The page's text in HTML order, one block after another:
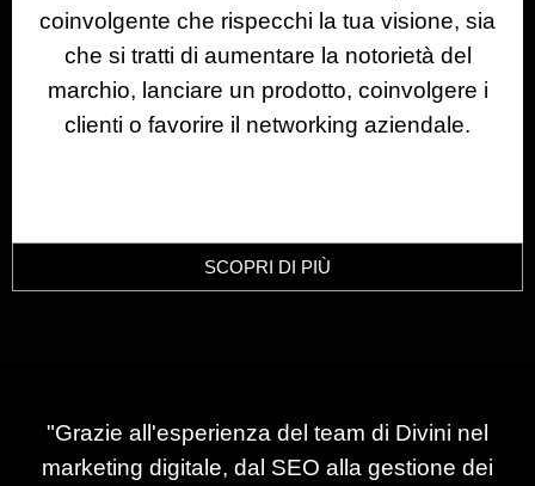
coinvolgente che rispecchi la tua visione, sia
che si tratti di aumentare la notorietà del
marchio, lanciare un prodotto, coinvolgere i
clienti o favorire il networking aziendale.
SCOPRI DI PIÙ
"Grazie all'esperienza del team di Divini nel
marketing digitale, dal SEO alla gestione dei